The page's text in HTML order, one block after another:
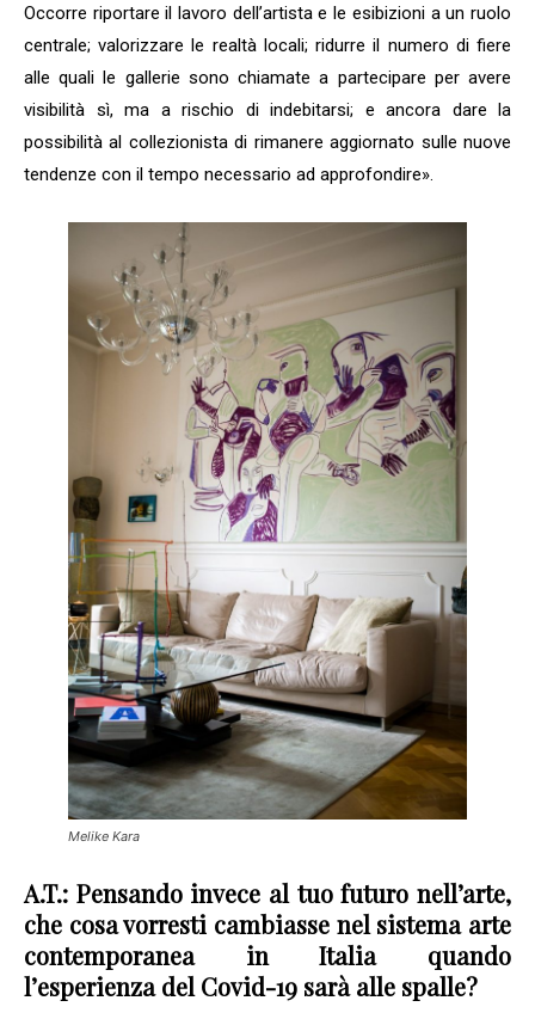
Occorre riportare il lavoro dell’artista e le esibizioni a un ruolo
centrale; valorizzare le realtà locali; ridurre il numero di fiere
alle quali le gallerie sono chiamate a partecipare per avere
visibilità sì, ma a rischio di indebitarsi; e ancora dare la
possibilità al collezionista di rimanere aggiornato sulle nuove
tendenze con il tempo necessario ad approfondire».
Melike Kara
A.T.: Pensando invece al tuo futuro nell’arte,
che cosa vorresti cambiasse nel sistema arte
contemporanea in Italia quando
l’esperienza del Covid-19 sarà alle spalle?